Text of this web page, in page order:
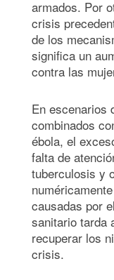
armados. Por
crisis
de los
significa un
contra las
En escenarios
combinados
ébola, el
falta de
tuberculosis y
causadas por
sanitario tarda
recuperar los
crisis.